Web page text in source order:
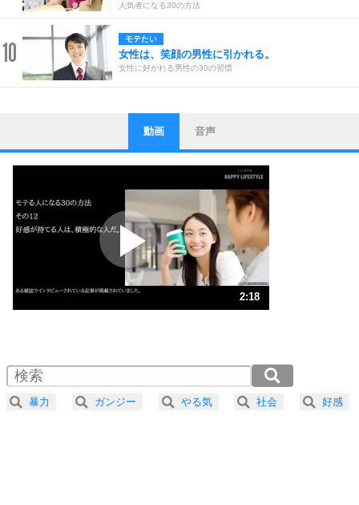
人気者になる30の方法
10 モテたい
女性は、笑顔の男性に引かれる。
女性に好かれる男性の30の習慣
1
ストレス対策
他人と比べない。
いっそのこと、他人を見ない。
いらいらしない人になる30の方法
プラス思考
ポジティブになれない原因は、行動しないから。
ポジティブ思考になる30の方法
ストレス対策
人生、なんとかなるもの。
気楽に生きる30の方法
4 器の大きい人は、怒りを優しさで表現する。
動画 音声
2:18
2.0倍速 （271KB 1分9秒）
2.5倍速 （217KB 55秒）
3.0倍速 （181KB 46秒）
暴力 ガンジー やる気 社会 好感